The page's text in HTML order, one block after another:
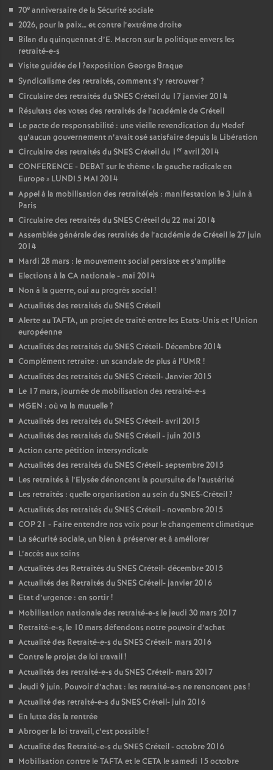
70e anniversaire de la Sécurité sociale
2026, pour la paix… et contre l’extrême droite
Bilan du quinquennat d’E. Macron sur la politique envers les
retraité-e-s
Visite guidée de l?exposition George Braque
Syndicalisme des retraités, comment s’y retrouver?
Circulaire des retraités duSNESCréteil du 17 janvier 2014
Résultats des votes des retraités de l’académie de Créteil
Le pacte de responsabilité : une vieille revendication du Medef
qu’aucun gouvernement n’avait osé satisfaire depuis la Libération
Circulaire des retraités duSNESCréteil du 1 er avril 2014
CONFERENCE - DEBATsur le thème « la gauche radicale en
Europe» LUNDI 5 MAI 2014
Appel à la mobilisation des retraité(e)s : manifestation le 3 juin à
Paris
Circulaire des retraités duSNESCréteil du 22 mai 2014
Assemblée générale des retraités de l’académie de Créteil le 27 juin
2014
Mardi 28 mars : le mouvement social persiste et s’amplifie
Elections à la CA nationale - mai 2014
Non à la guerre, oui au progrès social!
Actualités des retraités duSNESCréteil
Alerte auTAFTA, un projet de traité entre les Etats-Unis et l’Union
européenne
Actualités des retraités duSNESCréteil- Décembre 2014
Complément retraite : un scandale de plus à l’UMR !
Actualités des retraités duSNESCréteil- Janvier 2015
Le 17 mars, journée de mobilisation des retraité-e-s
MGEN : où va la mutuelle?
Actualités des retraités duSNESCréteil- avril 2015
Actualités des retraités duSNESCréteil - juin 2015
Action carte pétition intersyndicale
Actualités des retraités duSNESCréteil- septembre 2015
Les retraités à l’Elysée dénoncent la poursuite de l’austérité
Les retraités : quelle organisation au sein duSNES-Créteil?
Actualités des retraités duSNESCréteil - novembre 2015
COP21 - Faire entendre nos voix pour le changement climatique
La sécurité sociale, un bien à préserver et à améliorer
L’accès aux soins
Actualités des Retraités duSNESCréteil- décembre 2015
Actualités des Retraités duSNESCréteil- janvier 2016
Etat d’urgence : en sortir!
Mobilisation nationale des retraité-e-s le jeudi 30 mars 2017
Retraité-e-s, le 10 mars défendons notre pouvoir d’achat
Actualité des Retraité-e-s duSNESCréteil- mars 2016
Contre le projet de loi travail!
Actualités des retraité-e-s duSNESCréteil- mars 2017
Jeudi 9 juin. Pouvoir d’achat : les retraité-e-s ne renoncent pas !
Actualité des retraité-e-s duSNESCréteil- juin 2016
En lutte dès la rentrée
Abroger la loi travail, c’est possible!
Actualité des Retraité-e-s duSNESCréteil - octobre 2016
Mobilisation contre leTAFTAet leCETA le samedi 15 octobre